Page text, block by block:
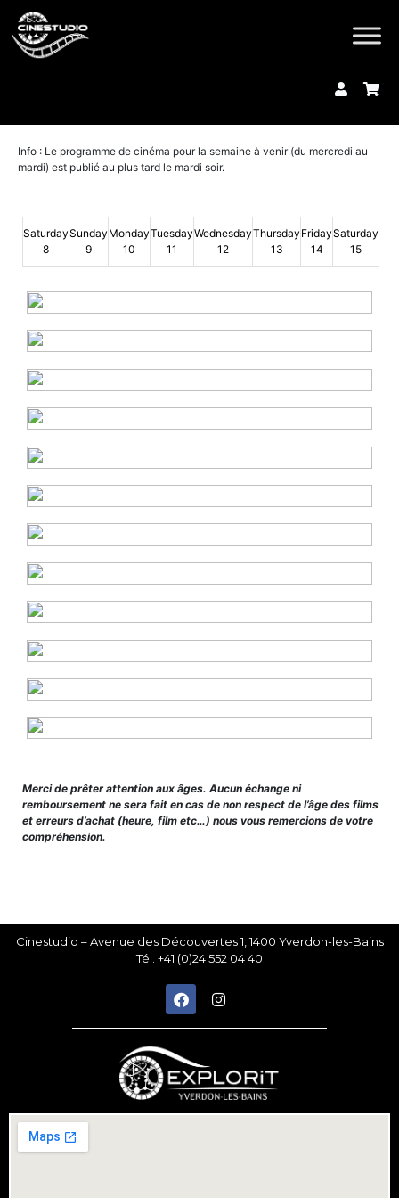
Info : Le programme de cinéma pour la semaine à venir (du mercredi au
mardi) est publié au plus tard le mardi soir.
Saturday
8
Sunday
9
Monday
10
Tuesday
11
Wednesday
12
Thursday
13
Friday
14
Saturday
15
Merci de prêter attention aux âges. Aucun échange ni
remboursement ne sera fait en cas de non respect de l’âge des films
et erreurs d’achat (heure, film etc…) nous vous remercions de votre
compréhension.
Cinestudio – Avenue des Découvertes 1, 1400 Yverdon-les-Bains
Tél. +41 (0)24 552 04 40